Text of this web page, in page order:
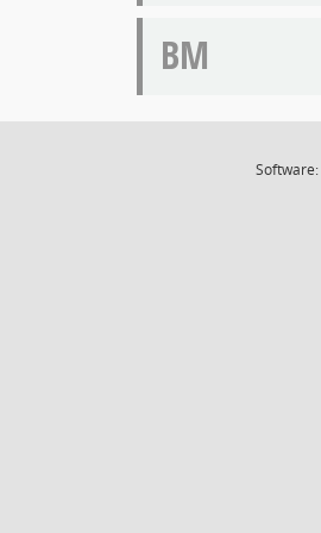
BM
Software: